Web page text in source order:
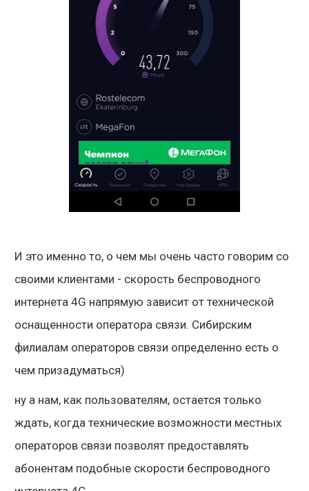
И это именно то, о чем мы очень часто говорим со
своими клиентами - скорость беспроводного
интернета 4G напрямую зависит от технической
оснащенности оператора связи. Сибирским
филиалам операторов связи определенно есть о
чем призадуматься)
ну а нам, как пользователям, остается только
ждать, когда технические возможности местных
операторов связи позволят предоставлять
абонентам подобные скорости беспроводного